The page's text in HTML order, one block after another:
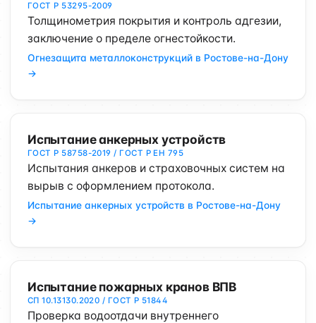
ГОСТ Р 53295-2009
Толщинометрия покрытия и контроль адгезии,
заключение о пределе огнестойкости.
Огнезащита металлоконструкций в Ростове-на-Дону
→
Испытание анкерных устройств
ГОСТ Р 58758-2019 / ГОСТ Р ЕН 795
Испытания анкеров и страховочных систем на
вырыв с оформлением протокола.
Испытание анкерных устройств в Ростове-на-Дону
→
Испытание пожарных кранов ВПВ
СП 10.13130.2020 / ГОСТ Р 51844
Проверка водоотдачи внутреннего